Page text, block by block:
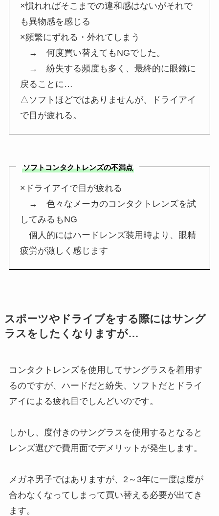
×慣れればそこまでの違和感はないがそれで
も異物感を感じる
×頻繁にずれる・外れてしまう
→ 何度買い替えてもNGでした。
→ 紛失する頻度も多く、最終的に眼鏡に
戻ることに…
△ソフトほどではありませんが、ドライアイ
で目が疲れる。
ソフトコンタクトレンズの不満点
×ドライアイで目が疲れる
→ 色々なメーカのコンタクトレンズを試
してみるもNG
個人的にはハードレンズ装用時より、眼精
疲労が激しく感じます
スポーツやドライブをする際にはサング
ラスをしたくなりますが…
コンタクトレンズを使用してサングラスを着用す
るのですが、ハードだと紛失、ソフトだとドライ
アイによる疲れ目でしんどいのです。
しかし、度付きのサングラスを使用するとなると
レンズ選びで費用面でデメリットが発生します。
メガネ男子ではありますが、2～3年に一度は度が
合わなくなってしまって買い替える必要が出てき
ます。